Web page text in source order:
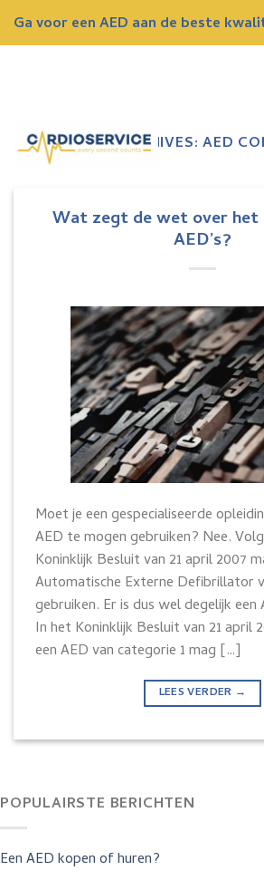
Ga voor een AED aan de beste
TAG ARCHIVES:AED
Wat zegt de wet over het
AED’s?
Moet je een gespecialiseerde
AED te mogen gebruiken? Nee.
Koninklijk Besluit van 21 april 2007
Automatische Externe Defibrillator
gebruiken. Er is dus wel degelijk
In het Koninklijk Besluit van 21 april
een AED van categorie 1 mag […]
LEES VERDER →
POPULAIRSTE BERICHTEN
Een AED kopen of huren?